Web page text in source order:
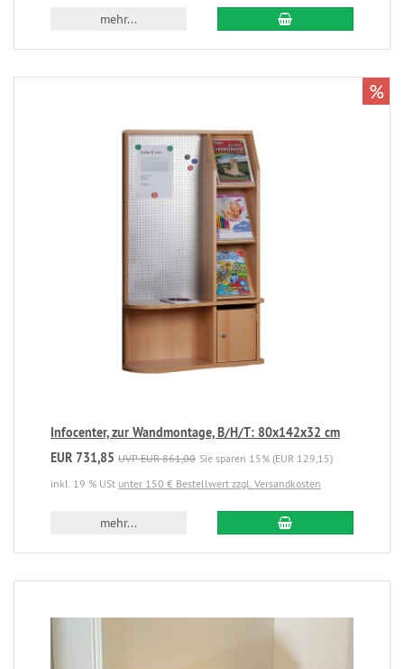
mehr...
Infocenter, zur Wandmontage, B/H/T: 80x142x32 cm
EUR 731,85 UVP EUR 861,00 Sie sparen 15% (EUR 129,15)
inkl. 19 % USt unter 150 € Bestellwert zzgl. Versandkosten
mehr...
%